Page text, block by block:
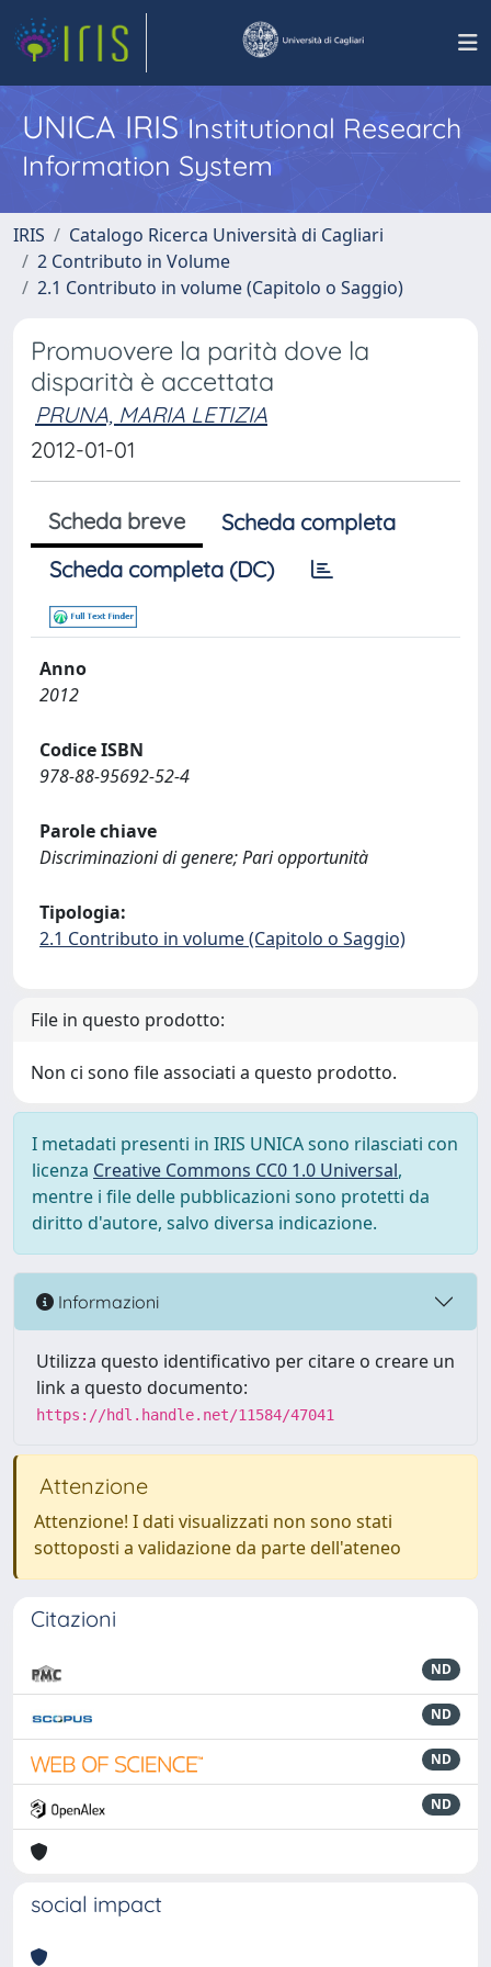
UNICA IRISInstitutional Research
Information System
IRIS
Catalogo Ricerca Università di Cagliari
2 Contributo in Volume
2.1 Contributo in volume (Capitolo o Saggio)
Promuovere la parità dove la
disparità è accettata
PRUNA, MARIA LETIZIA
2012-01-01
Scheda breve
Scheda completa
Scheda completa (DC)
Anno
2012
Codice ISBN
978-88-95692-52-4
Parole chiave
Discriminazioni di genere; Pari opportunità
Tipologia:
2.1 Contributo in volume (Capitolo o Saggio)
File in questo prodotto:
Non ci sono file associati a questo prodotto.
I metadati presenti in IRIS UNICA sono rilasciati con
licenza Creative Commons CC0 1.0 Universal,
mentre i file delle pubblicazioni sono protetti da
diritto d'autore, salvo diversa indicazione.
Informazioni
Utilizza questo identificativo per citare o creare un
link a questo documento:
https://hdl.handle.net/11584/47041
Attenzione
Attenzione! I dati visualizzati non sono stati
sottoposti a validazione da parte dell'ateneo
Citazioni
ND
ND
ND
ND
social impact